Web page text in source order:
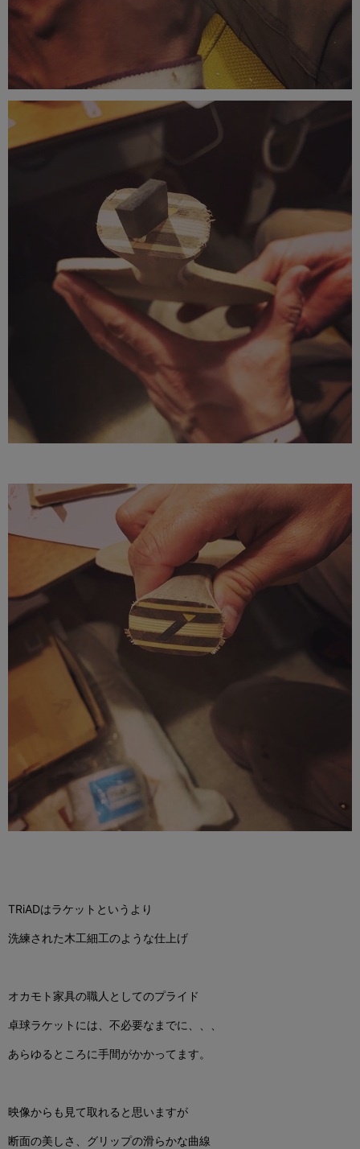
TRiADはラケットというより
洗練された木工細工のような仕上げ
オカモト家具の職人としてのプライド
卓球ラケットには、不必要なまでに、、、
あらゆるところに手間がかかってます。
映像からも見て取れると思いますが
断面の美しさ、グリップの滑らかな曲線